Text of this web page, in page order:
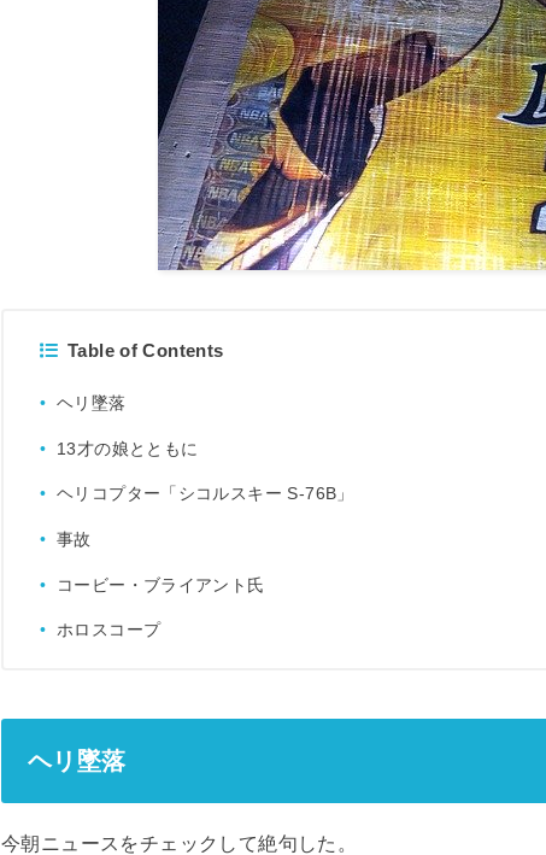
Table of Contents
ヘリ墜落
13才の娘とともに
ヘリコプター「シコルスキー S-76B」
事故
コービー・ブライアント氏
ホロスコープ
ヘリ墜落
今朝ニュースをチェックして絶句した。